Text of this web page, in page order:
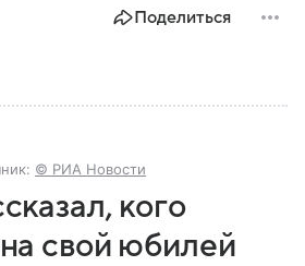
Поделиться
© РИА Новости
кого
свой юбилей